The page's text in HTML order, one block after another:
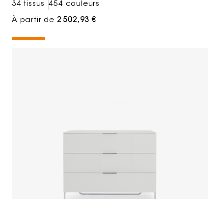
34 tissus 454 couleurs
À partir de 2 502,93 €